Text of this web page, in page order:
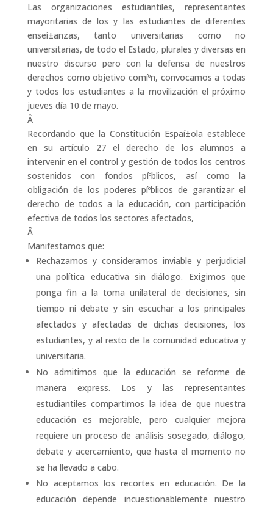
e
b
o
o
k
i
t
t
e
r
n
k
d
I
n
a
t
s
A
p
p
n
t
r
e
s
t
m
p
a
r
t
i
r
Las organizaciones estudiantiles, representantes
mayoritarias de los y las estudiantes de diferentes
enseí±anzas, tanto universitarias como no
universitarias, de todo el Estado, plurales y diversas en
nuestro discurso pero con la defensa de nuestros
derechos como objetivo comíºn, convocamos a todas
y todos los estudiantes a la movilización el próximo
jueves dí­a 10 de mayo.
Â
Recordando que la Constitución Espaí±ola establece
en su artí­culo 27 el derecho de los alumnos a
intervenir en el control y gestión de todos los centros
sostenidos con fondos píºblicos, así­ como la
obligación de los poderes píºblicos de garantizar el
derecho de todos a la educación, con participación
efectiva de todos los sectores afectados,
Â
Manifestamos que:
Rechazamos y consideramos inviable y perjudicial
una polí­tica educativa sin diálogo. Exigimos que
ponga fin a la toma unilateral de decisiones, sin
tiempo ni debate y sin escuchar a los principales
afectados y afectadas de dichas decisiones, los
estudiantes, y al resto de la comunidad educativa y
universitaria.
No admitimos que la educación se reforme de
manera express. Los y las representantes
estudiantiles compartimos la idea de que nuestra
educación es mejorable, pero cualquier mejora
requiere un proceso de análisis sosegado, diálogo,
debate y acercamiento, que hasta el momento no
se ha llevado a cabo.
No aceptamos los recortes en educación. De la
educación depende incuestionablemente nuestro